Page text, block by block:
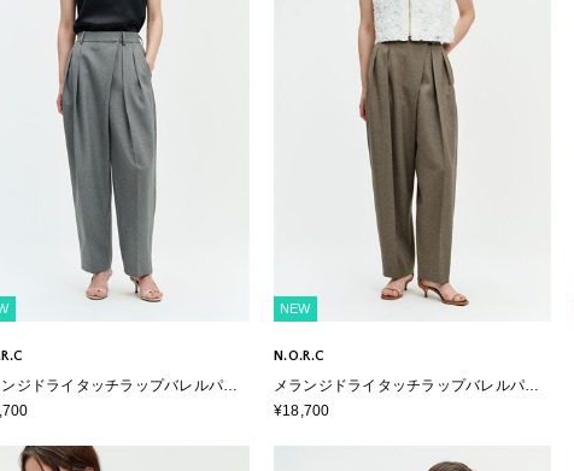
ンジドライタッチラップバレルパン
ォッシャブル】
NEW
N.O.R.C
メランジドライタッチラップバレルパン
ツ【ウォッシャブル】
¥18,700